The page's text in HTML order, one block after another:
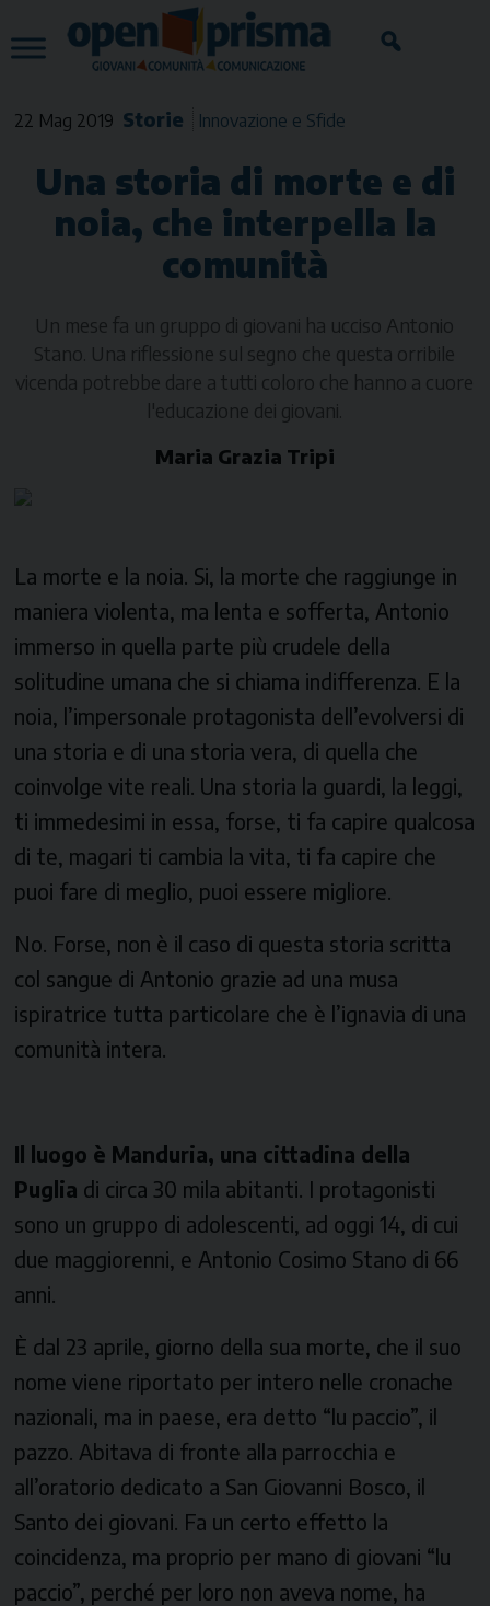
to
content
22 Mag 2019 Storie Innovazione e Sfide
Una storia di morte e di
noia, che interpella la
comunità
Un mese fa un gruppo di giovani ha ucciso Antonio
Stano. Una riflessione sul segno che questa orribile
vicenda potrebbe dare a tutti coloro che hanno a cuore
l'educazione dei giovani.
Maria Grazia Tripi
La morte e la noia. Si, la morte che raggiunge in
maniera violenta, ma lenta e sofferta, Antonio
immerso in quella parte più crudele della
solitudine umana che si chiama indifferenza. E la
noia, l’impersonale protagonista dell’evolversi di
una storia e di una storia vera, di quella che
coinvolge vite reali. Una storia la guardi, la leggi,
ti immedesimi in essa, forse, ti fa capire qualcosa
di te, magari ti cambia la vita, ti fa capire che
puoi fare di meglio, puoi essere migliore.
No. Forse, non è il caso di questa storia scritta
col sangue di Antonio grazie ad una musa
ispiratrice tutta particolare che è l’ignavia di una
comunità intera.
Il luogo è Manduria, una cittadina della
Puglia di circa 30 mila abitanti. I protagonisti
sono un gruppo di adolescenti, ad oggi 14, di cui
due maggiorenni, e Antonio Cosimo Stano di 66
anni.
È dal 23 aprile, giorno della sua morte, che il suo
nome viene riportato per intero nelle cronache
nazionali, ma in paese, era detto “lu paccio”, il
pazzo. Abitava di fronte alla parrocchia e
all’oratorio dedicato a San Giovanni Bosco, il
Santo dei giovani. Fa un certo effetto la
coincidenza, ma proprio per mano di giovani “lu
paccio”, perché per loro non aveva nome, ha